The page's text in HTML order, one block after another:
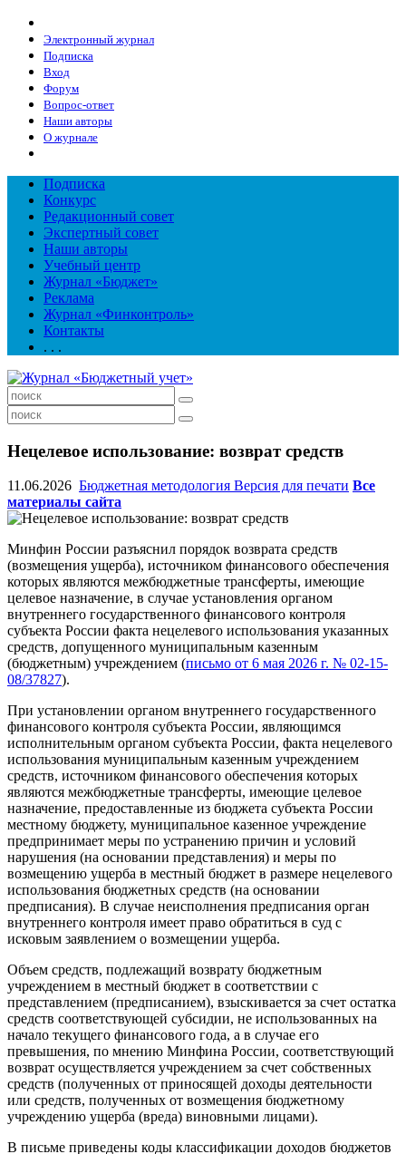
Электронный журнал
Подписка
Вход
Форум
Вопрос-ответ
Наши авторы
О журнале
Подписка
Конкурс
Редакционный совет
Экспертный совет
Наши авторы
Учебный центр
Журнал «Бюджет»
Реклама
Журнал «Финконтроль»
Контакты
. . .
Нецелевое использование: возврат средств
11.06.2026 Бюджетная методология Версия для печати Все
материалы сайта
Минфин России разъяснил порядок возврата средств
(возмещения ущерба), источником финансового обеспечения
которых являются межбюджетные трансферты, имеющие
целевое назначение, в случае установления органом
внутреннего государственного финансового контроля
субъекта России факта нецелевого использования указанных
средств, допущенного муниципальным казенным
(бюджетным) учреждением (письмо от 6 мая 2026 г. № 02-15-
08/37827).
При установлении органом внутреннего государственного
финансового контроля субъекта России, являющимся
исполнительным органом субъекта России, факта нецелевого
использования муниципальным казенным учреждением
средств, источником финансового обеспечения которых
являются межбюджетные трансферты, имеющие целевое
назначение, предоставленные из бюджета субъекта России
местному бюджету, муниципальное казенное учреждение
предпринимает меры по устранению причин и условий
нарушения (на основании представления) и меры по
возмещению ущерба в местный бюджет в размере нецелевого
использования бюджетных средств (на основании
предписания). В случае неисполнения предписания орган
внутреннего контроля имеет право обратиться в суд с
исковым заявлением о возмещении ущерба.
Объем средств, подлежащий возврату бюджетным
учреждением в местный бюджет в соответствии с
представлением (предписанием), взыскивается за счет остатка
средств соответствующей субсидии, не использованных на
начало текущего финансового года, а в случае его
превышения, по мнению Минфина России, соответствующий
возврат осуществляется учреждением за счет собственных
средств (полученных от приносящей доходы деятельности
или средств, полученных от возмещения бюджетному
учреждению ущерба (вреда) виновными лицами).
В письме приведены коды классификации доходов бюджетов